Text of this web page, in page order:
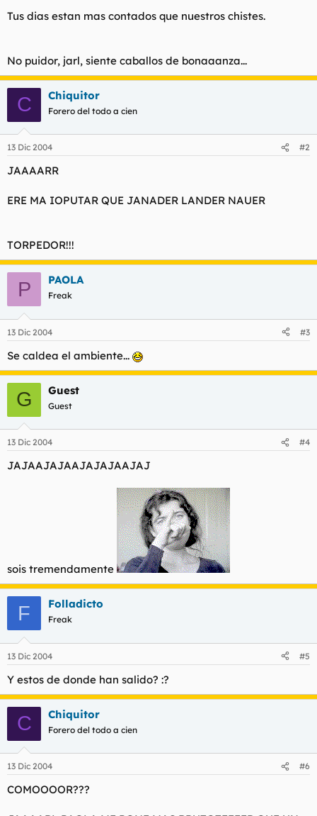
Tus dias estan mas contados que nuestros chistes.
No puidor, jarl, siente caballos de bonaaanza...
C Chiquitor
Forero del todo a cien
13 Dic 2004 #2
JAAAARR
ERE MA IOPUTAR QUE JANADER LANDER NAUER
TORPEDOR!!!
P PAOLA
Freak
13 Dic 2004 #3
Se caldea el ambiente...
G Guest
Guest
13 Dic 2004 #4
JAJAAJAJAAJAJAJAAJAJ
sois tremendamente
F Folladicto
Freak
13 Dic 2004 #5
Y estos de donde han salido? :?
C Chiquitor
Forero del todo a cien
13 Dic 2004 #6
COMOOOOR???